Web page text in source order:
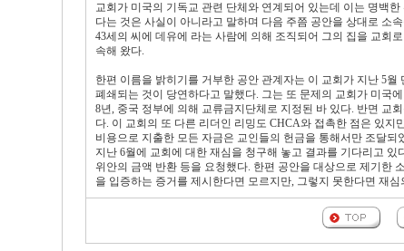
교회가 미국의 기독교 관련 단체와 연계되어 있는데 이는 명백
다는 것은 사실이 아니라고 말하며 다음 주쯤 공안을 상대로 소
43세의 씨에 데유에 라는 사람에 의해 조직되어 그의 집을 교회
속해 왔다.
한편 이름을 밝히기를 거부한 공안 관계자는 이 교회가 지난 5
폐쇄되는 것이 당연하다고 말했다. 그는 또 문제의 교회가 미국
8년, 중국 정부에 의해 교류금지단체로 지정된 바 있다. 반면 교
다. 이 교회의 또 다른 리더인 리밍도 CHCA와 접촉한 점은 있
비용으로 지출한 모든 자금은 교인들의 헌금을 통해서만 조달
지난 6월에 교회에 대한 재심을 청구해 놓고 결과를 기다리고
위안의 금액 반환 등을 요청했다. 한편 공안을 대상으로 제기한
을 입증하는 증거를 제시한다면 모르지만, 그렇지 못한다면 재